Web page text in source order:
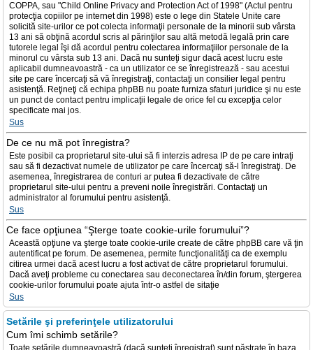
COPPA, sau "Child Online Privacy and Protection Act of 1998" (Actul pentru
protecţia copiilor pe internet din 1998) este o lege din Statele Unite care
solicită site-urilor ce pot colecta informaţii personale de la minorii sub vârsta
13 ani să obţină acordul scris al părinţilor sau altă metodă legală prin care
tutorele legal îşi dă acordul pentru colectarea informaţiilor personale de la
minorul cu vârsta sub 13 ani. Dacă nu sunteţi sigur dacă acest lucru este
aplicabil dumneavoastră - ca un utilizator ce se înregistrează - sau acestui
site pe care încercaţi să vă înregistraţi, contactaţi un consilier legal pentru
asistenţă. Reţineţi că echipa phpBB nu poate furniza sfaturi juridice şi nu este
un punct de contact pentru implicaţii legale de orice fel cu excepţia celor
specificate mai jos.
Sus
De ce nu mă pot înregistra?
Este posibil ca proprietarul site-ului să fi interzis adresa IP de pe care intraţi
sau să fi dezactivat numele de utilizator pe care încercaţi să-l înregistraţi. De
asemenea, înregistrarea de conturi ar putea fi dezactivate de către
proprietarul site-ului pentru a preveni noile înregistrări. Contactaţi un
administrator al forumului pentru asistenţă.
Sus
Ce face opţiunea “Şterge toate cookie-urile forumului”?
Această opţiune va şterge toate cookie-urile create de către phpBB care vă ţin
autentificat pe forum. De asemenea, permite funcţionalităţi ca de exemplu
citirea urmei dacă acest lucru a fost activat de către proprietarul forumului.
Dacă aveţi probleme cu conectarea sau deconectarea în/din forum, ştergerea
cookie-urilor forumului poate ajuta într-o astfel de sitaţie
Sus
Setările şi preferinţele utilizatorului
Cum îmi schimb setările?
Toate setările dumneavoastră (dacă sunteţi înregistrat) sunt păstrate în baza